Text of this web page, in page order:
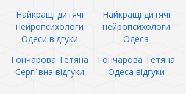
Найкращі дитячі
нейропсихологи
Одеси відгуки
Найкращі дитячі
нейропсихологи
Одеса
Гончарова Тетяна
Сергіївна відгуки
Гончарова Тетяна
Одеса відгуки